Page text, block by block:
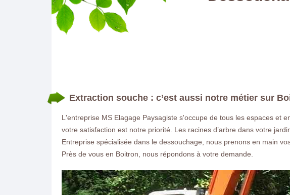
Extraction souche : c’est aussi notre métier sur
L'entreprise MS Elagage Paysagiste s'occupe de tous les espaces et
votre satisfaction est notre priorité. Les racines d’arbre dans votre
Entreprise spécialisée dans le dessouchage, nous prenons en main
Près de vous en Boitron, nous répondons à votre demande.